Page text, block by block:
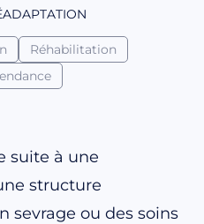
Réhabilitation
suite à une
structure
sevrage ou des soins